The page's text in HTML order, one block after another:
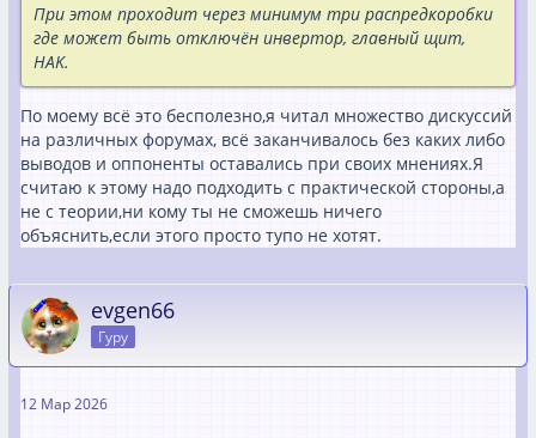
При этом проходит через минимум три распредкоробки
где может быть отключён инвертор, главный щит,
HAK.
По моему всё это бесполезно,я читал множество дискуссий
на различных форумах, всё заканчивалось без каких либо
выводов и оппоненты оставались при своих мнениях.Я
считаю к этому надо подходить с практической стороны,а
не с теории,ни кому ты не сможешь ничего
объяснить,если этого просто тупо не хотят.
evgen66
Гуру
12 Мар 2026